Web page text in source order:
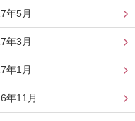
年5月
年3月
年1月
年11月